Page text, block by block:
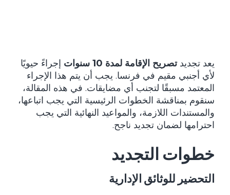
يعد تجديدتصريح الإقامة لمدة 10 سنوات
إجراءً حيويًا
لأي أجنبي مقيم في فرنسا. يجب أن يتم هذا الإجراء
المعتمد مسبقًا لتجنب أي مضايقات. في هذه المقالة،
سنقوم بمناقشة الخطوات الرئيسية التي يجب اتباعها،
والمستندات اللازمة، والمواعيد النهائية التي يجب
احترامها لضمان تجديد ناجح.
خطوات التجديد
التحضير للوثائق الإدارية